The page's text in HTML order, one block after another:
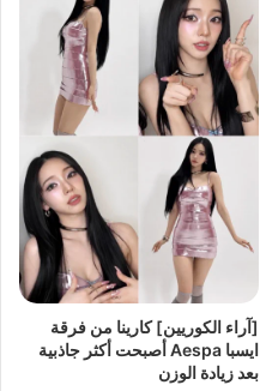
[آراء الكوريين] كارينا من فرقة
ايسبا Aespa أصبحت أكثر جاذبية
بعد زيادة الوزن